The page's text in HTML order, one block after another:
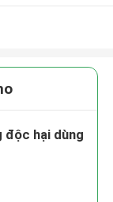
độc hại dùng